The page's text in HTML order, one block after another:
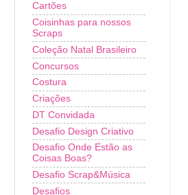
Cartões
Coisinhas para nossos
Scraps
Coleção Natal Brasileiro
Concursos
Costura
Criações
DT Convidada
Desafio Design Criativo
Desafio Onde Estão as
Coisas Boas?
Desafio Scrap&Música
Desafios